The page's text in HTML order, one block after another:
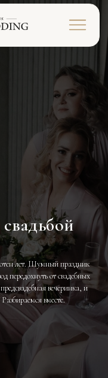
лет. Шумный праздник
передохнуть от свадебных
вечеринка, и
вместе.